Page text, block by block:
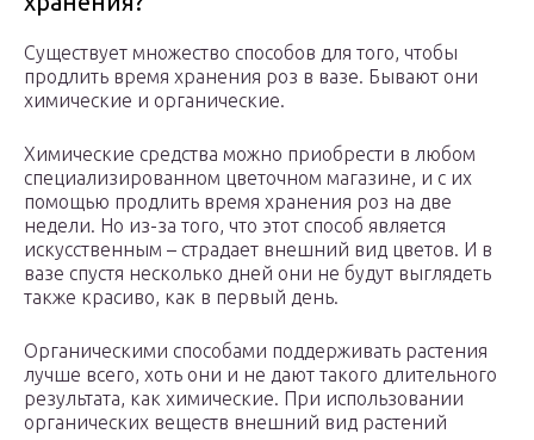
Существует множество способов для того, чтобы
продлить время хранения роз в вазе. Бывают они
химические и органические.
Химические средства можно приобрести в любом
специализированном цветочном магазине, и с их
помощью продлить время хранения роз на две
недели. Но из-за того, что этот способ является
искусственным – страдает внешний вид цветов. И в
вазе спустя несколько дней они не будут выглядеть
также красиво, как в первый день.
Органическими способами поддерживать растения
лучше всего, хоть они и не дают такого длительного
результата, как химические. При использовании
органических веществ внешний вид растений